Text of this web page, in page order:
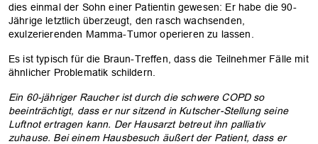
dies einmal der Sohn einer Patientin gewesen: Er habe die 90-
Jährige letztlich überzeugt, den rasch wachsenden,
exulzerierenden Mamma-Tumor operieren zu lassen.
Es ist typisch für die Braun-Treffen, dass die Teilnehmer Fälle mit
ähnlicher Problematik schildern.
Ein 60-jähriger Raucher ist durch die schwere COPD so
beeinträchtigt, dass er nur sitzend in Kutscher-Stellung seine
Luftnot ertragen kann. Der Hausarzt betreut ihn palliativ
zuhause. Bei einem Hausbesuch äußert der Patient, dass er